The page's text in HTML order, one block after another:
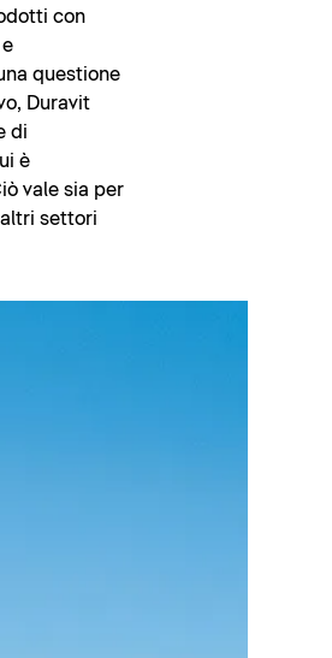
con
questione
Duravit
di
è
vale sia per
settori